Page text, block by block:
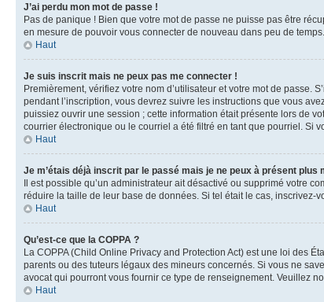
J’ai perdu mon mot de passe !
Pas de panique ! Bien que votre mot de passe ne puisse pas être
en mesure de pouvoir vous connecter de nouveau dans peu de temps.
Haut
Je suis inscrit mais ne peux pas me connecter !
Premièrement, vérifiez votre nom d’utilisateur et votre mot de passe.
pendant l’inscription, vous devrez suivre les instructions que vous
puissiez ouvrir une session ; cette information était présente lors de
courrier électronique ou le courriel a été filtré en tant que pourriel. Si
Haut
Je m’étais déjà inscrit par le passé mais je ne peux à présent plus
Il est possible qu’un administrateur ait désactivé ou supprimé votre
réduire la taille de leur base de données. Si tel était le cas, inscrivez-
Haut
Qu’est-ce que la COPPA ?
La COPPA (Child Online Privacy and Protection Act) est une loi des
parents ou des tuteurs légaux des mineurs concernés. Si vous ne
avocat qui pourront vous fournir ce type de renseignement. Veuillez
Haut